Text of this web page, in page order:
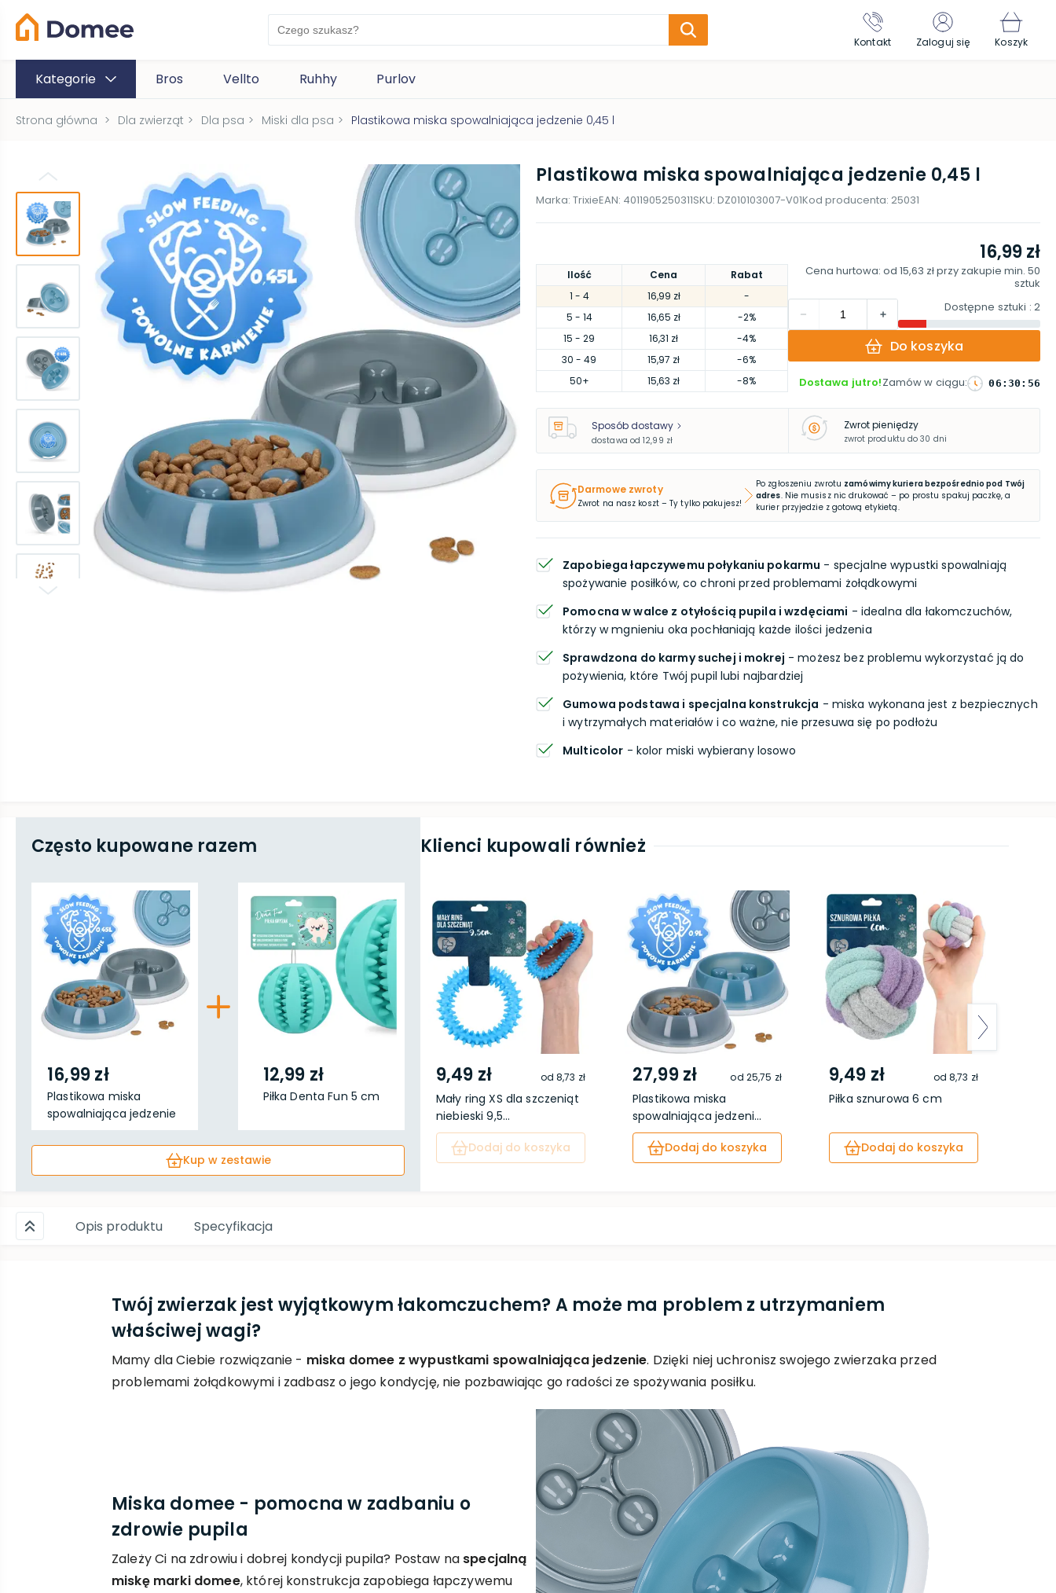
Kontakt Zaloguj się Koszyk
Kategorie Bros Vellto Ruhhy Purlov
Strona główna > Dla zwierząt > Dla psa > Miski dla psa > Plastikowa miska spowalniająca jedzenie 0,45 l
Plastikowa miska spowalniająca jedzenie 0,45 l
Marka: TrixieEAN: 4011905250311SKU: DZ010103007-V01Kod producenta: 25031
Ilość Cena
Rabat
1 - 4 16,99 zł
-
5 - 14 16,65 zł
-2%
15 - 29 16,31 zł
-4%
30 - 49 15,97 zł
-6%
50+ 15,63 zł -8%
16,99 zł
Cena hurtowa: od 15,63 złprzy zakupie min. 50
sztuk
Dostępne sztuki : 2
Do koszyka
Dostawa jutro!Zamów w ciągu: 06 : 30 : 55
Sposób dostawy
dostawa od 12,99 zł
Zwrot pieniędzy
zwrot produktu do 30 dni
Darmowe zwroty
Zwrot na nasz koszt – Ty tylko pakujesz!
Po zgłoszeniu zwrotu zamówimy kuriera bezpośrednio pod Twój
adres. Nie musisz nic drukować – po prostu spakuj paczkę, a
kurier przyjedzie z gotową etykietą.
Zapobiega łapczywemu połykaniu pokarmu - specjalne wypustki spowalniają
spożywanie posiłków, co chroni przed problemami żołądkowymi
Pomocna w walce z otyłością pupila i wzdęciami - idealna dla łakomczuchów,
którzy w mgnieniu oka pochłaniają każde ilości jedzenia
Sprawdzona do karmy suchej i mokrej - możesz bez problemu wykorzystać ją do
pożywienia, które Twój pupil lubi najbardziej
Gumowa podstawa i specjalna konstrukcja - miska wykonana jest z bezpiecznych
i wytrzymałych materiałów i co ważne, nie przesuwa się po podłożu
Multicolor - kolor miski wybierany losowo
Często kupowane razem
16,99 zł
Plastikowa miska
spowalniająca jedzenie
...
12,99 zł
Piłka Denta Fun 5 cm
Kup w zestawie
Klienci kupowali również
9,49 zł od8,73 zł
Mały ring XS dla szczeniąt
niebieski 9,5...
Dodaj do koszyka
27,99 zł od 25,75 zł
Plastikowa miska
spowalniająca jedzeni...
Dodaj do koszyka
9,49 zł od8,73 zł
Piłka sznurowa 6 cm
Dodaj do koszyka
Opis produktu Specyfikacja
Twój zwierzak jest wyjątkowym łakomczuchem? A może ma problem z utrzymaniem
właściwej wagi?
Mamy dla Ciebie rozwiązanie - miska domee z wypustkami spowalniająca jedzenie. Dzięki niej uchronisz swojego zwierzaka przed
problemami żołądkowymi i zadbasz o jego kondycję, nie pozbawiając go radości ze spożywania posiłku.
Miska domee - pomocna w zadbaniu o
zdrowie pupila
Zależy Ci na zdrowiu i dobrej kondycji pupila? Postaw na specjalną
miskę marki domee, której konstrukcja zapobiega łapczywemu